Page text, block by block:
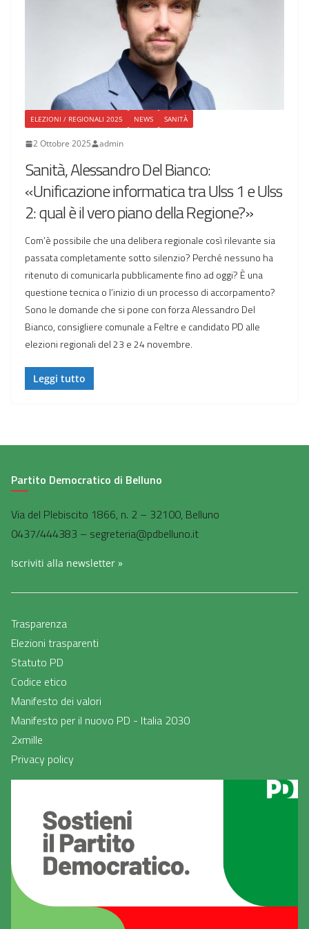
ELEZIONI / REGIONALI 2025 NEWS SANITÀ
2 Ottobre 2025 admin
Sanità, Alessandro Del Bianco:
«Unificazione informatica tra Ulss 1 e Ulss
2: qual è il vero piano della Regione?»
Com’è possibile che una delibera regionale così rilevante sia
passata completamente sotto silenzio? Perché nessuno ha
ritenuto di comunicarla pubblicamente fino ad oggi? È una
questione tecnica o l’inizio di un processo di accorpamento?
Sono le domande che si pone con forza Alessandro Del
Bianco, consigliere comunale a Feltre e candidato PD alle
elezioni regionali del 23 e 24 novembre.
Leggi tutto
Partito Democratico di Belluno
Via del Plebiscito 1866, n. 2 – 32100, Belluno
0437/444383 – segreteria@pdbelluno.it
Iscriviti alla newsletter »
Trasparenza
Elezioni trasparenti
Statuto PD
Codice etico
Manifesto dei valori
Manifesto per il nuovo PD - Italia 2030
2xmille
Privacy policy